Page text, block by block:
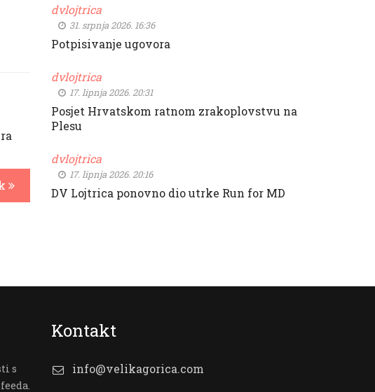
dvlojtrica
31. srpnja 2026. 16:36
Potpisivanje ugovora
dvlojtrica
17. lipnja 2026. 20:31
Posjet Hrvatskom ratnom zrakoplovstvu na
Plesu
dvlojtrica
17. lipnja 2026. 20:16
DV Lojtrica ponovno dio utrke Run for MD
s
Kontakt
info@velikagorica.com